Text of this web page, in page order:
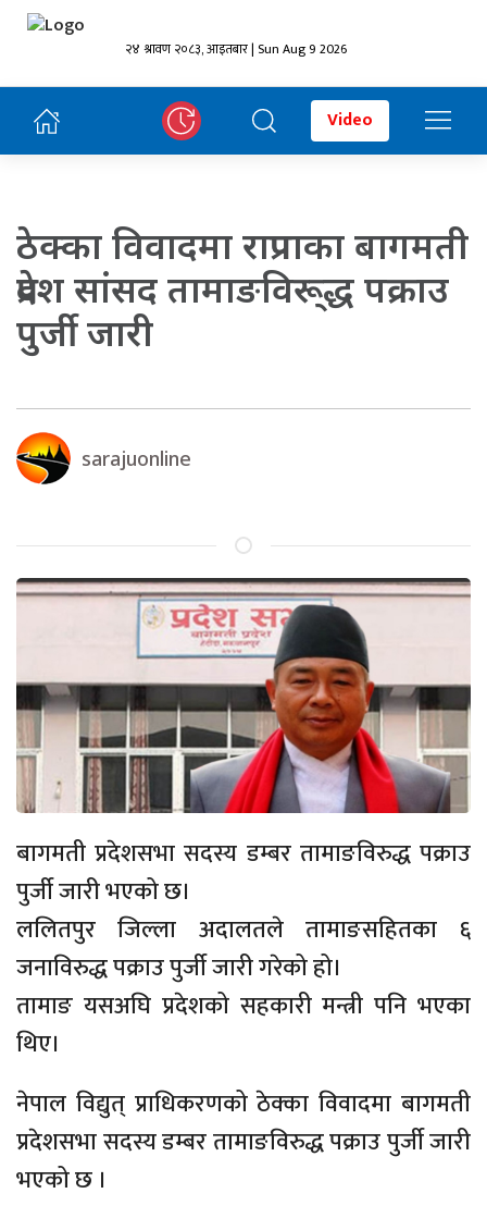
२४ श्रावण २०८३, आइतबार | Sun Aug 9 2026
Video
ठेक्का विवादमा राप्रपाका बागमती
प्रदेश सांसद तामाङविरू्द्ध पक्राउ
पुर्जी जारी
sarajuonline
बागमती प्रदेशसभा सदस्य डम्बर तामाङविरुद्ध पक्राउ
पुर्जी जारी भएको छ।
ललितपुर जिल्ला अदालतले तामाङसहितका ६
जनाविरुद्ध पक्राउ पुर्जी जारी गरेको हो।
तामाङ यसअघि प्रदेशको सहकारी मन्त्री पनि भएका
थिए।
नेपाल विद्युत् प्राधिकरणको ठेक्का विवादमा बागमती
प्रदेशसभा सदस्य डम्बर तामाङविरुद्ध पक्राउ पुर्जी जारी
भएको छ ।